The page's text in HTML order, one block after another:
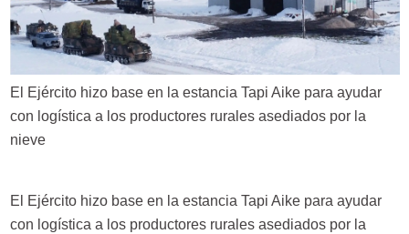
El Ejército hizo base en la estancia Tapi Aike para ayudar
con logística a los productores rurales asediados por la
nieve
El Ejército hizo base en la estancia Tapi Aike para ayudar
con logística a los productores rurales asediados por la